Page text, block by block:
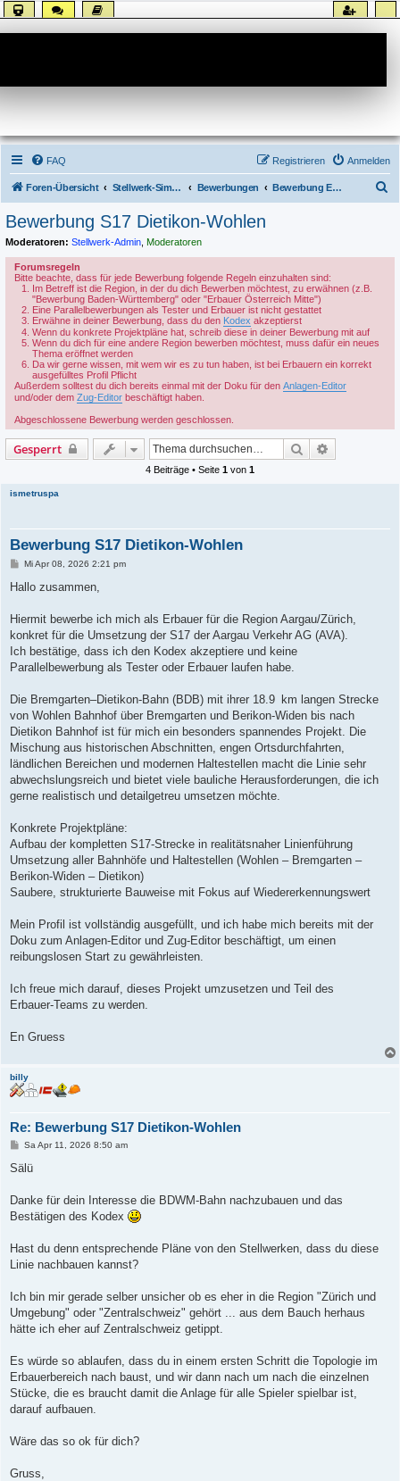
FAQ Anmelden
Registrieren
Foren-Übersicht Stellwerk-Sim allgemein Bewerbungen Bewerbung Erbauer
Bewerbung S17 Dietikon-Wohlen
Moderatoren: Stellwerk-Admin Moderatoren
Forumsregeln
Bitte beachte, dass für jede Bewerbung folgende Regeln einzuhalten sind:
Im Betreff ist die Region, in der du dich Bewerben möchtest, zu erwähnen (z.B.
"Bewerbung Baden-Württemberg" oder "Erbauer Österreich Mitte")
Eine Parallelbewerbungen als Tester und Erbauer ist nicht gestattet
Erwähne in deiner Bewerbung, dass du den Kodex akzeptierst
Wenn du konkrete Projektpläne hat, schreib diese in deiner Bewerbung mit auf
Wenn du dich für eine andere Region bewerben möchtest, muss dafür ein neues
Thema eröffnet werden
Da wir gerne wissen, mit wem wir es zu tun haben, ist bei Erbauern ein korrekt
ausgefülltes Profil Pflicht
Außerdem solltest du dich bereits einmal mit der Doku für den Anlagen-Editor
und/oder dem Zug-Editor beschäftigt haben.
Abgeschlossene Bewerbung werden geschlossen.
Gesperrt Suche
4 Beiträge • Seite 1 von 1
ismetruspa
Bewerbung S17 Dietikon-Wohlen
B
i
a
Mi Apr 08, 2026 2:21 pm
Hallo zusammen,
Hiermit bewerbe ich mich als Erbauer für die Region Aargau/Zürich,
konkret für die Umsetzung der S17 der Aargau Verkehr AG (AVA).
Ich bestätige, dass ich den Kodex akzeptiere und keine
Parallelbewerbung als Tester oder Erbauer laufen habe.
Die Bremgarten–Dietikon-Bahn (BDB) mit ihrer 18.9 km langen Strecke
von Wohlen Bahnhof über Bremgarten und Berikon‑Widen bis nach
Dietikon Bahnhof ist für mich ein besonders spannendes Projekt. Die
Mischung aus historischen Abschnitten, engen Ortsdurchfahrten,
ländlichen Bereichen und modernen Haltestellen macht die Linie sehr
abwechslungsreich und bietet viele bauliche Herausforderungen, die ich
gerne realistisch und detailgetreu umsetzen möchte.
Konkrete Projektpläne:
Aufbau der kompletten S17‑Strecke in realitätsnaher Linienführung
Umsetzung aller Bahnhöfe und Haltestellen (Wohlen – Bremgarten –
Berikon‑Widen – Dietikon)
Saubere, strukturierte Bauweise mit Fokus auf Wiedererkennungswert
Mein Profil ist vollständig ausgefüllt, und ich habe mich bereits mit der
Doku zum Anlagen‑Editor und Zug‑Editor beschäftigt, um einen
reibungslosen Start zu gewährleisten.
Ich freue mich darauf, dieses Projekt umzusetzen und Teil des
Erbauer‑Teams zu werden.
En Gruess
billy
Re: Bewerbung S17 Dietikon-Wohlen
B
i
a
Sa Apr 11, 2026 8:50 am
Sälü
Danke für dein Interesse die BDWM-Bahn nachzubauen und das
Bestätigen des Kodex
Hast du denn entsprechende Pläne von den Stellwerken, dass du diese
Linie nachbauen kannst?
Ich bin mir gerade selber unsicher ob es eher in die Region "Zürich und
Umgebung" oder "Zentralschweiz" gehört ... aus dem Bauch herhaus
hätte ich eher auf Zentralschweiz getippt.
Es würde so ablaufen, dass du in einem ersten Schritt die Topologie im
Erbauerbereich nach baust, und wir dann nach um nach die einzelnen
Stücke, die es braucht damit die Anlage für alle Spieler spielbar ist,
darauf aufbauen.
Wäre das so ok für dich?
Gruss,